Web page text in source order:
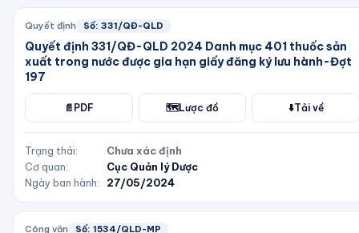
Quyết định Số: 331/QĐ-QLD
Quyết định 331/QĐ-QLD 2024 Danh mục 401 thuốc sản
xuất trong nước được gia hạn giấy đăng ký lưu hành-Đợt
197
📄 PDF 🗺️Lược đồ ⬇️Tải về
Trạng thái:
Chưa xác định
Cơ quan:
Cục Quản lý Dược
Ngày ban hành:
27/05/2024
Công văn Số: 1534/QLD-MP